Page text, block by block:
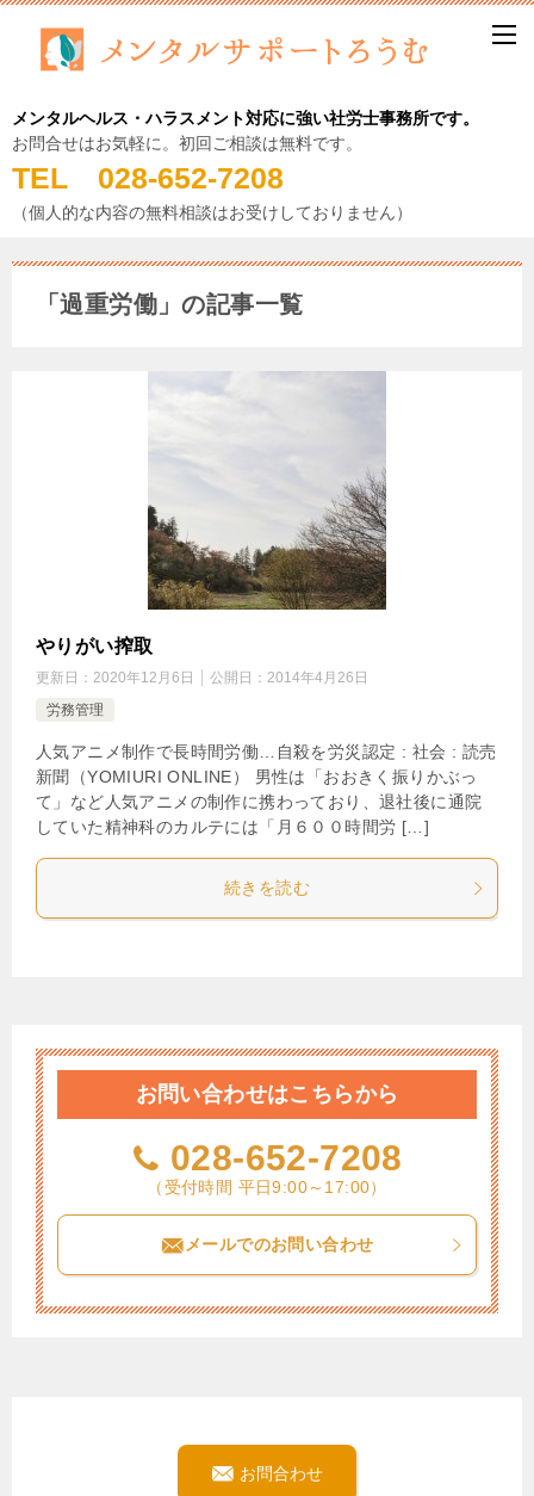
メンタルヘルス・ハラスメント対応に強い社労士事務所です。
お問合せはお気軽に。初回ご相談は無料です。
TEL 028-652-7208
（個人的な内容の無料相談はお受けしておりません）
「過重労働」の記事一覧
やりがい搾取
更新日： 2020年12月6日 公開日： 2014年4月26日
労務管理
人気アニメ制作で長時間労働…自殺を労災認定 : 社会 : 読売
新聞（YOMIURI ONLINE） 男性は「おおきく振りかぶっ
て」など人気アニメの制作に携わっており、退社後に通院
していた精神科のカルテには「月６００時間労 […]
続きを読む
お問い合わせはこちらから
028-652-7208
（受付時間 平日9:00～17:00）
メールでのお問い合わせ
お問合わせ